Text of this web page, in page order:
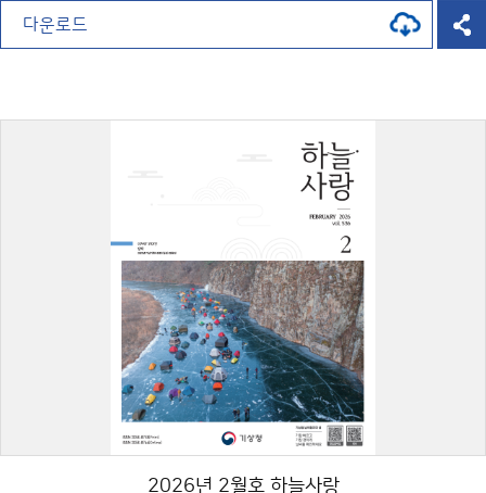
다운로드
2026년 2월호 하늘사랑